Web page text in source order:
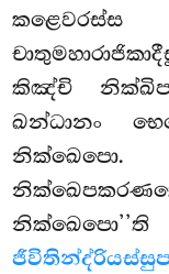
කළෙවරස්ස
කිඤ්චි
ඛන්ධානං